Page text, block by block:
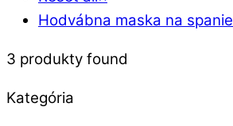
Hodvábna maska na spanie
3 produkty found
Kategória